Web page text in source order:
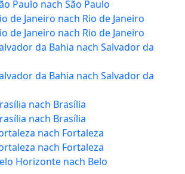
Paulo nach São Paulo
de Janeiro nach Rio de Janeiro
de Janeiro nach Rio de Janeiro
da Bahia nach Salvador da
da Bahia nach Salvador da
nach Brasília
nach Brasília
nach Fortaleza
nach Fortaleza
Horizonte nach Belo